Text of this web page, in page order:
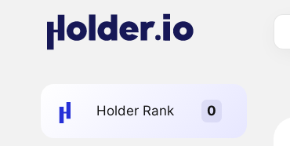
Holder Rank